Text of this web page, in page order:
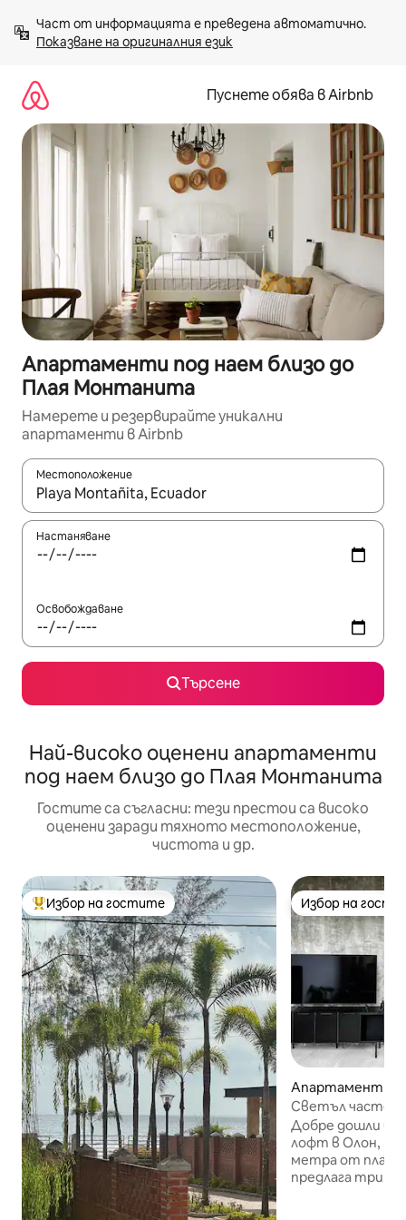
към
съдържанието
Показване на оригиналния език
Пуснете обява в Airbnb
Апартаменти под наем близо до
Плая Монтанита
Намерете и резервирайте уникални
апартаменти в Airbnb
Местоположение
Когато резултатите се покажат, използвайте
Настаняване
Освобождаване
Търсене
Най-високо оценени апартаменти
под наем близо до Плая Монтанита
Гостите са съгласни: тези престои са високо
оценени заради тяхното местоположение,
чистота и др.
Най-популярен избор на гостите
Избор на гостите Избор на
Избор на
Апартамент –
Светъл частен
басейна
Добре дошли в
лофт в Олон,
метра от
предлага три